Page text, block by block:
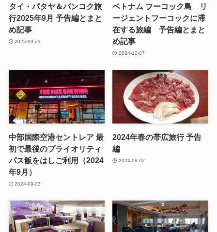
タイ・パタヤ＆バンコク旅
行2025年9月 予告編とまと
め記事
2025-09-21
ベトナム フーコック島 リ
ージェントフーコックに滞
在する旅編 予告編とまと
め記事
2024-12-07
中部国際空港セントレア 最
初で最後のプライオリティ
パス飯をはしご利用（2024
年9月）
2024-09-23
2024年春の帯広旅行 予告
編
2024-08-02